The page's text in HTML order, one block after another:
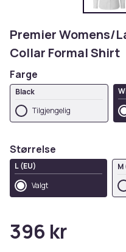
Premier Womens/
Collar Formal Shirt
Farge
Black
Tilgjengelig
Størrelse
L (EU)
Valgt
M
396 kr